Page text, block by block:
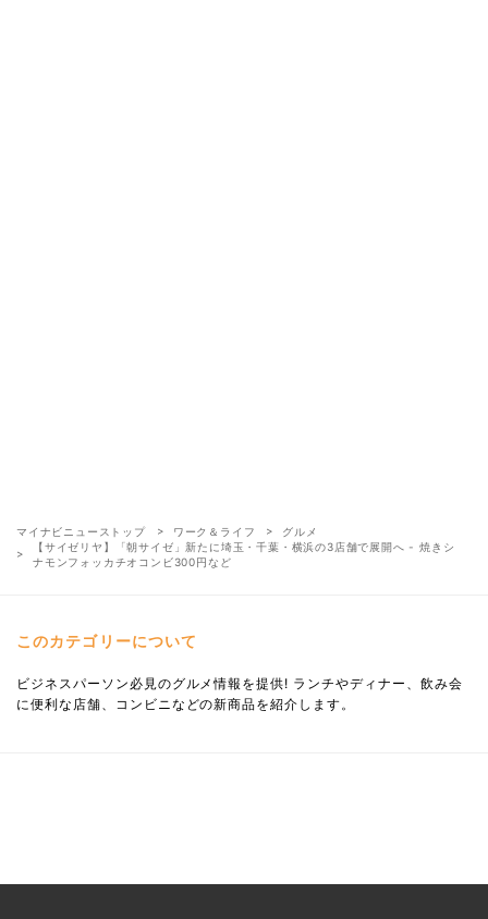
マイナビニューストップ ワーク＆ライフ
グルメ
【サイゼリヤ】「朝サイゼ」新たに埼玉・千葉・横浜の3店舗で展開へ - 焼きシ
ナモンフォッカチオコンビ300円など
このカテゴリーについて
ビジネスパーソン必見のグルメ情報を提供! ランチやディナー、飲み会
に便利な店舗、コンビニなどの新商品を紹介します。